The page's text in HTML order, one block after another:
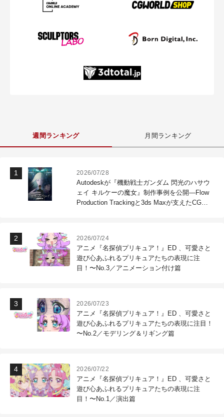
週間ランキング 月間ランキング
2026/07/28
Autodeskが『機動戦士ガンダム 閃光のハサウ
ェイ キルケーの魔女』制作事例を公開―Flow
Production Trackingと3ds Maxが支えたCG制
2026/07/24
アニメ『名探偵プリキュア！』ED 、可愛さと
遊び心あふれるプリキュアたちの表現に注
目！〜No.3／アニメーション付け篇
2026/07/23
アニメ『名探偵プリキュア！』ED 、可愛さと
遊び心あふれるプリキュアたちの表現に注目！
〜No.2／モデリング＆リギング篇
2026/07/22
アニメ『名探偵プリキュア！』ED 、可愛さと
遊び心あふれるプリキュアたちの表現に注
目！〜No.1／演出篇